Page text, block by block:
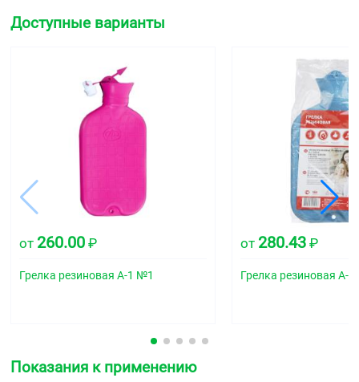
Доступные варианты
от 260.00 ₽
Грелка резиновая А-1 №1
от 280.43 ₽
Грелка резиновая А-
Показания к применению